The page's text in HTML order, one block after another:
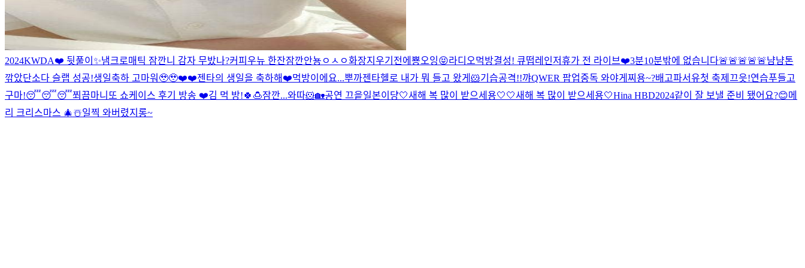
2024KWDA❤️ 뒷풀이✨냄 크로매틱 잠깐니 감자 무밨나?커피우뉴 한잔잠깐안뇽 ㅇㅅㅇ화장지우기전에 뿅오잉😝라디오먹방결성! 큐떱레인저휴가 전 라이브❤️3분10분밖에 없습니다🚨🚨🚨🚨🚨냠냠톤
깎았단소다 슬랩 성공!생일축하 고마워🥹🥹❤️❤️젠타의 생일을 축하해❤️먹방이에요...뿌까젠타헬로 내가 뭐 들고 왔게 🐹기습공격!!꺄QWER 팝업중독 와야게찌용~?배고파서유첫 축제끄읏!연습푸들고
구마!😴😴😴쬐끔마니또 쇼케이스 후기 방송 ❤️김 먹 방!🍀🍮잠깐...와따🐹🏡공연 끄읕일본이댱🤍새해 복 많이 받으세용🤍🤍새해 복 많이 받으세용🤍Hina HBD2024같이 잘 보낼 준비 됐어요?😊메
리 크리스마스 🎄☃️일찍 와버렸지롱~